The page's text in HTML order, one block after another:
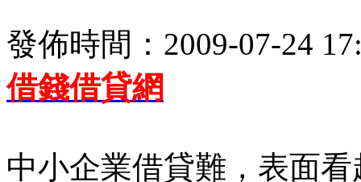
發佈時間：2009-07-24
借錢借貸網
中小企業借貸難，表面